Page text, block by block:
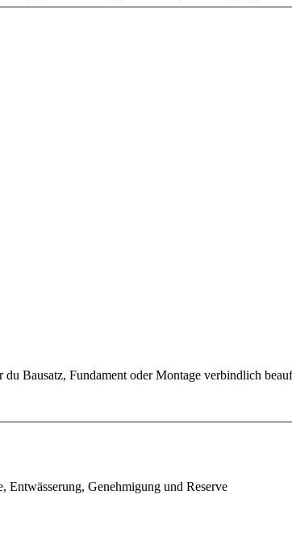
Bausatz, Fundament oder Montage verbindlich
Genehmigung und Reserve